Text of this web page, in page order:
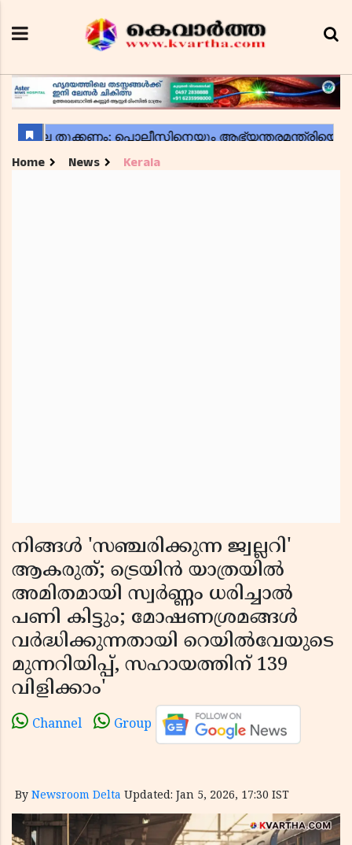
Home News Kerala
നിങ്ങൾ 'സഞ്ചരിക്കുന്ന ജ്വല്ലറി'
ആകരുത്; ട്രെയിൻ യാത്രയിൽ
അമിതമായി സ്വർണ്ണം ധരിച്ചാൽ
പണി കിട്ടും; മോഷണശ്രമങ്ങൾ
വർദ്ധിക്കുന്നതായി റെയിൽവേയുടെ
മുന്നറിയിപ്പ്, സഹായത്തിന് 139
വിളിക്കാം'
Channel Group
By Newsroom Delta Updated: Jan 5, 2026, 17:30 IST